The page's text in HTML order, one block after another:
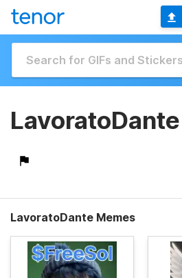
LavoratoDante
LavoratoDante Memes